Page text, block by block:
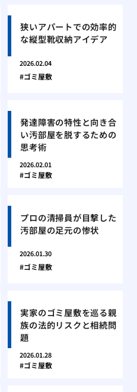
狭いアパートでの効率的
な縦型靴収納アイデア
2026.02.04
ゴミ屋敷
発達障害の特性と向き合
い汚部屋を脱するための
思考術
2026.02.01
ゴミ屋敷
プロの清掃員が目撃した
汚部屋の足元の惨状
2026.01.30
ゴミ屋敷
実家のゴミ屋敷を巡る親
族の法的リスクと相続問
題
2026.01.28
ゴミ屋敷